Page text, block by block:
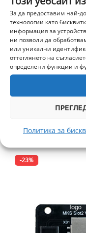
За да предоставим най-
технологии като
информация за
ни позволи да
или уникални
оттеглянето на
определени функции и
Политика за
-23%